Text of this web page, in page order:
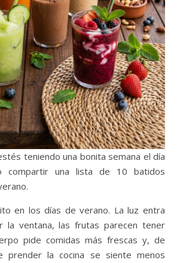
una lista de 10 batidos
en los días de verano. La luz entra
la ventana, las frutas parecen tener
pide comidas más frescas y, de
prender la cocina se siente menos